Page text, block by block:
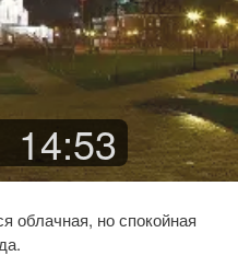
14:53
облачная, но спокойная